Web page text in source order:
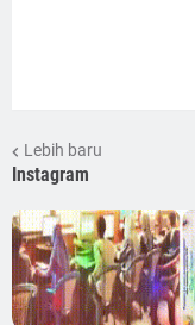
Lebih baru
Instagram